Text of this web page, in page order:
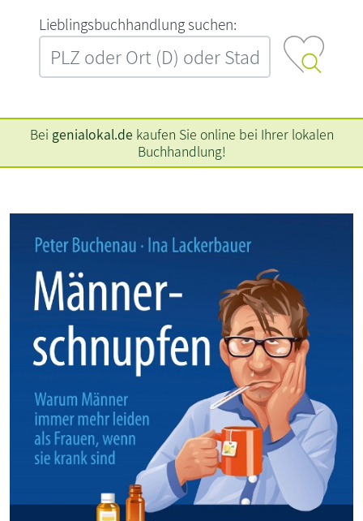
L‍i‍e‍b‍l‍i‍n‍g‍s‍b‍u‍c‍h‍h‍a‍n‍d‍l‍u‍n‍g‍ ‍s‍u‍c‍h‍e‍n‍:‍
Bei genialokal.de kaufen Sie online bei Ihrer lokalen
Buchhandlung!